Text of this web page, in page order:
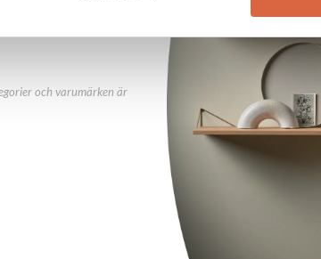
och varumärken är